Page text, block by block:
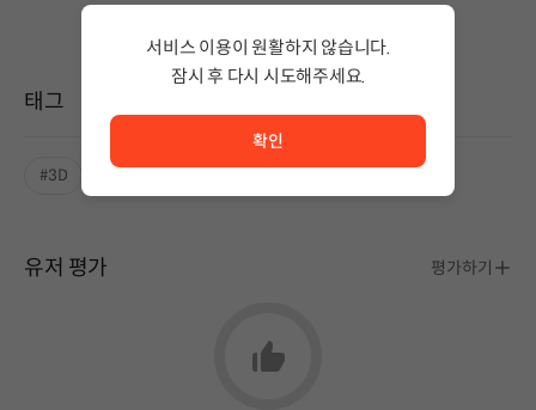
태그
#3D
유저 평가 평가하기
서비스 이용이 원활하지 않습니다.
잠시 후 다시 시도해주세요.
확인